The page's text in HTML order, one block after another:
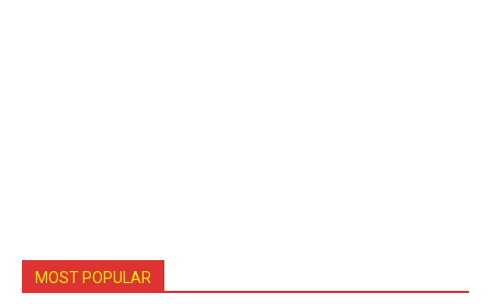
MOST POPULAR